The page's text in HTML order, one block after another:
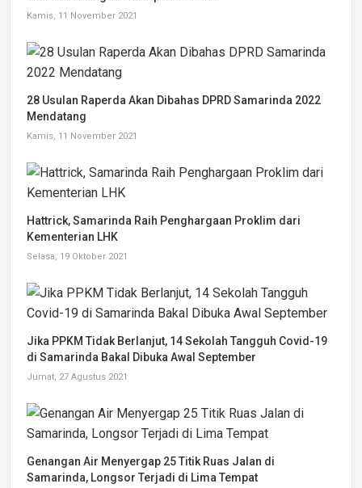
Kamis, 11 November 2021
28 Usulan Raperda Akan Dibahas DPRD Samarinda 2022
Mendatang
Kamis, 11 November 2021
Hattrick, Samarinda Raih Penghargaan Proklim dari
Kementerian LHK
Selasa, 19 Oktober 2021
Jika PPKM Tidak Berlanjut, 14 Sekolah Tangguh Covid-19
di Samarinda Bakal Dibuka Awal September
Jumat, 27 Agustus 2021
Genangan Air Menyergap 25 Titik Ruas Jalan di
Samarinda, Longsor Terjadi di Lima Tempat